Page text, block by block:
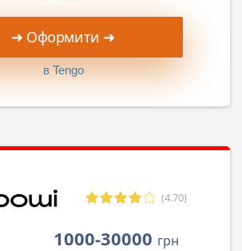
➜ Оформити ➜
в Tengo
(4.70)
1000-30000 грн